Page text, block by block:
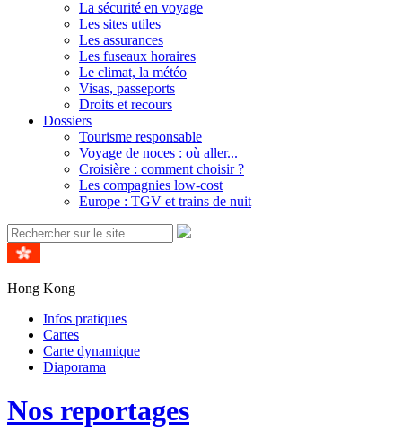
La sécurité en voyage
Les sites utiles
Les assurances
Les fuseaux horaires
Le climat, la météo
Visas, passeports
Droits et recours
Dossiers
Tourisme responsable
Voyage de noces : où aller...
Croisière : comment choisir ?
Les compagnies low-cost
Europe : TGV et trains de nuit
Hong Kong
Infos pratiques
Cartes
Carte dynamique
Diaporama
Nos reportages